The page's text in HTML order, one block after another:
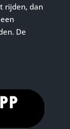
rijden, dan
De